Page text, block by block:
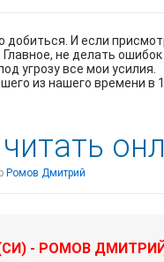
добиться. И если
не делать
угрозу все мои усилия.
из нашего времени в
Ромов Дмитрий
- РОМОВ